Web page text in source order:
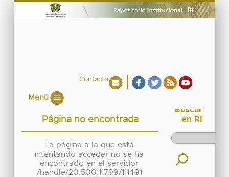
Contacto
Menú
Página no encontrada
La página a la que está
intentando acceder no se ha
encontrado en el servidor
/handle/20.500.11799/111491
Buscar
en RI